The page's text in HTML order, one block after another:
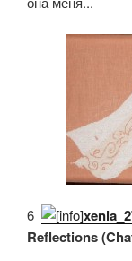
6.
Reflections